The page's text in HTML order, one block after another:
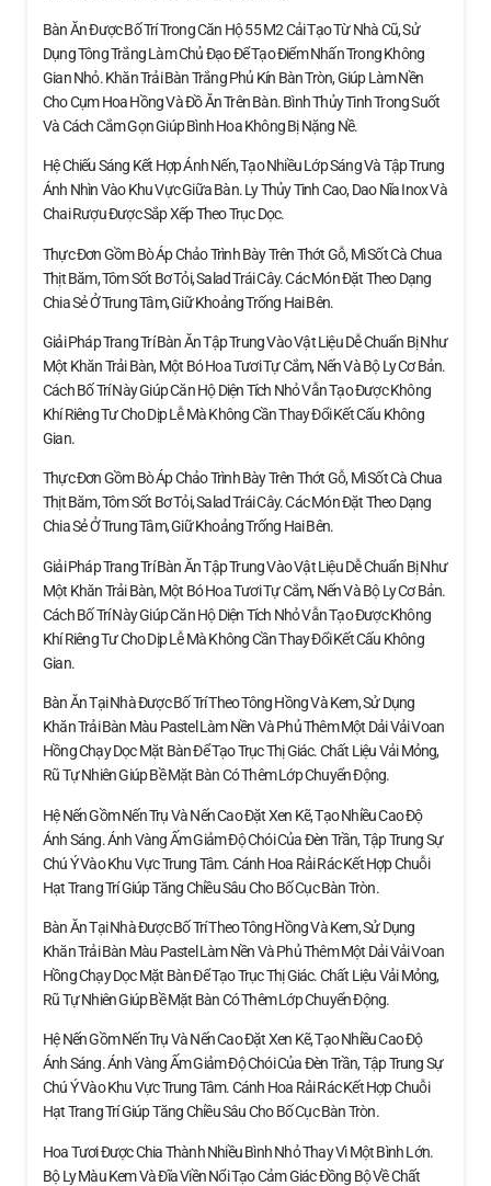
Bàn Ăn Được Bố Trí Trong Căn Hộ 55 M2 Cải Tạo Từ Nhà Cũ, Sử
Dụng Tông Trắng Làm Chủ Đạo Để Tạo Điểm Nhấn Trong Không
Gian Nhỏ. Khăn Trải Bàn Trắng Phủ Kín Bàn Tròn, Giúp Làm Nền
Cho Cụm Hoa Hồng Và Đồ Ăn Trên Bàn. Bình Thủy Tinh Trong Suốt
Và Cách Cắm Gọn Giúp Bình Hoa Không Bị Nặng Nề.
Hệ Chiếu Sáng Kết Hợp Ánh Nến, Tạo Nhiều Lớp Sáng Và Tập Trung
Ánh Nhìn Vào Khu Vực Giữa Bàn. Ly Thủy Tinh Cao, Dao Nĩa Inox Và
Chai Rượu Được Sắp Xếp Theo Trục Dọc.
Thực Đơn Gồm Bò Áp Chảo Trình Bày Trên Thớt Gỗ, Mì Sốt Cà Chua
Thịt Băm, Tôm Sốt Bơ Tỏi, Salad Trái Cây. Các Món Đặt Theo Dạng
Chia Sẻ Ở Trung Tâm, Giữ Khoảng Trống Hai Bên.
Giải Pháp Trang Trí Bàn Ăn Tập Trung Vào Vật Liệu Dễ Chuẩn Bị Như
Một Khăn Trải Bàn, Một Bó Hoa Tươi Tự Cắm, Nến Và Bộ Ly Cơ Bản.
Cách Bố Trí Này Giúp Căn Hộ Diện Tích Nhỏ Vẫn Tạo Được Không
Khí Riêng Tư Cho Dịp Lễ Mà Không Cần Thay Đổi Kết Cấu Không
Gian.
Thực Đơn Gồm Bò Áp Chảo Trình Bày Trên Thớt Gỗ, Mì Sốt Cà Chua
Thịt Băm, Tôm Sốt Bơ Tỏi, Salad Trái Cây. Các Món Đặt Theo Dạng
Chia Sẻ Ở Trung Tâm, Giữ Khoảng Trống Hai Bên.
Giải Pháp Trang Trí Bàn Ăn Tập Trung Vào Vật Liệu Dễ Chuẩn Bị Như
Một Khăn Trải Bàn, Một Bó Hoa Tươi Tự Cắm, Nến Và Bộ Ly Cơ Bản.
Cách Bố Trí Này Giúp Căn Hộ Diện Tích Nhỏ Vẫn Tạo Được Không
Khí Riêng Tư Cho Dịp Lễ Mà Không Cần Thay Đổi Kết Cấu Không
Gian.
Bàn Ăn Tại Nhà Được Bố Trí Theo Tông Hồng Và Kem, Sử Dụng
Khăn Trải Bàn Màu Pastel Làm Nền Và Phủ Thêm Một Dải Vải Voan
Hồng Chạy Dọc Mặt Bàn Để Tạo Trục Thị Giác. Chất Liệu Vải Mỏng,
Rũ Tự Nhiên Giúp Bề Mặt Bàn Có Thêm Lớp Chuyển Động.
Hệ Nến Gồm Nến Trụ Và Nến Cao Đặt Xen Kẽ, Tạo Nhiều Cao Độ
Ánh Sáng. Ánh Vàng Ấm Giảm Độ Chói Của Đèn Trần, Tập Trung Sự
Chú Ý Vào Khu Vực Trung Tâm. Cánh Hoa Rải Rác Kết Hợp Chuỗi
Hạt Trang Trí Giúp Tăng Chiều Sâu Cho Bố Cục Bàn Tròn.
Bàn Ăn Tại Nhà Được Bố Trí Theo Tông Hồng Và Kem, Sử Dụng
Khăn Trải Bàn Màu Pastel Làm Nền Và Phủ Thêm Một Dải Vải Voan
Hồng Chạy Dọc Mặt Bàn Để Tạo Trục Thị Giác. Chất Liệu Vải Mỏng,
Rũ Tự Nhiên Giúp Bề Mặt Bàn Có Thêm Lớp Chuyển Động.
Hệ Nến Gồm Nến Trụ Và Nến Cao Đặt Xen Kẽ, Tạo Nhiều Cao Độ
Ánh Sáng. Ánh Vàng Ấm Giảm Độ Chói Của Đèn Trần, Tập Trung Sự
Chú Ý Vào Khu Vực Trung Tâm. Cánh Hoa Rải Rác Kết Hợp Chuỗi
Hạt Trang Trí Giúp Tăng Chiều Sâu Cho Bố Cục Bàn Tròn.
Hoa Tươi Được Chia Thành Nhiều Bình Nhỏ Thay Vì Một Bình Lớn.
Bộ Ly Màu Kem Và Đĩa Viền Nổi Tạo Cảm Giác Đồng Bộ Về Chất